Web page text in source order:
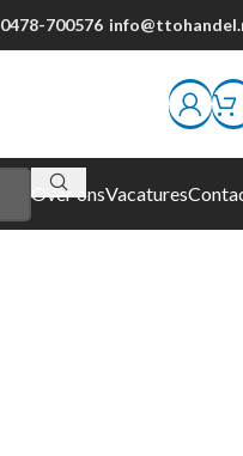
0478-700576
Over onsVacatures